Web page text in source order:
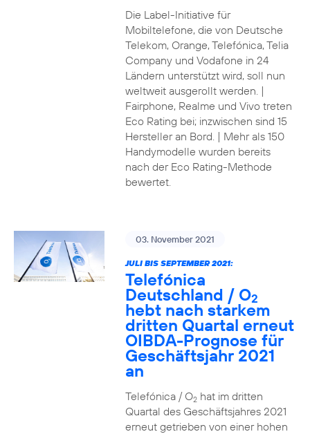
Die Label-Initiative für
Mobiltelefone, die von Deutsche
Telekom, Orange, Telefónica, Telia
Company und Vodafone in 24
Ländern unterstützt wird, soll nun
weltweit ausgerollt werden. |
Fairphone, Realme und Vivo treten
Eco Rating bei; inzwischen sind 15
Hersteller an Bord. | Mehr als 150
Handymodelle wurden bereits
nach der Eco Rating-Methode
bewertet.
03. November 2021
JULI BIS SEPTEMBER 2021:
Telefónica
Deutschland / O2
hebt nach starkem
dritten Quartal erneut
OIBDA-Prognose für
Geschäftsjahr 2021
an
Telefónica / O2hat im dritten
Quartal des Geschäftsjahres 2021
erneut getrieben von einer hohen